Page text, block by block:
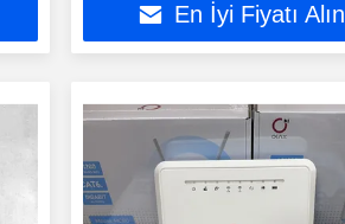
En İyi Fiyatı Alın